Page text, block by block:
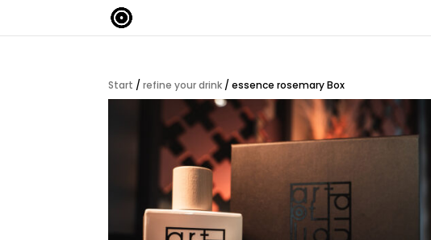
Start /refine your drink / essence rosemary Box